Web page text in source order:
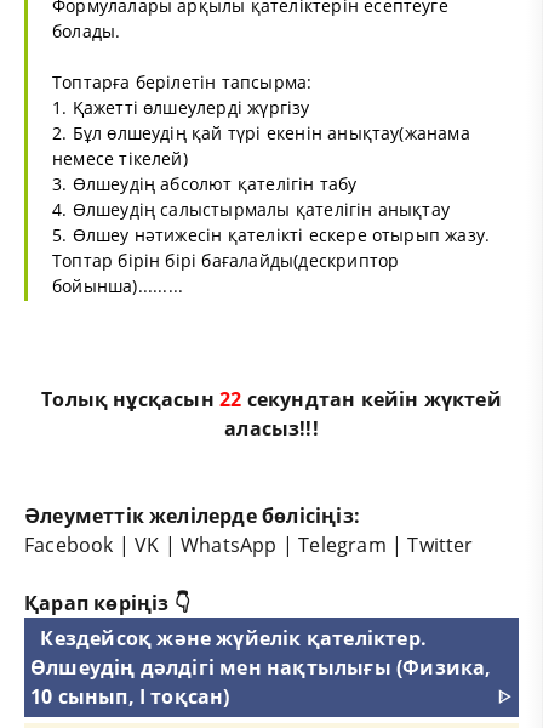
Формулалары арқылы қателіктерін есептеуге
болады.
Топтарға берілетін тапсырма:
1. Қажетті өлшеулерді жүргізу
2. Бұл өлшеудің қай түрі екенін анықтау(жанама
немесе тікелей)
3. Өлшеудің абсолют қателігін табу
4. Өлшеудің салыстырмалы қателігін анықтау
5. Өлшеу нәтижесін қателікті ескере отырып жазу.
Топтар бірін бірі бағалайды(дескриптор
бойынша).........
Толық нұсқасын21 секундтан кейін жүктей
аласыз!!!
Әлеуметтік желілерде бөлісіңіз:
Facebook |VK |WhatsApp |Telegram |Twitter
Қарап көріңіз 👇
Кездейсоқ және жүйелік қателіктер.
Өлшеудің дәлдігі мен нақтылығы (Физика,
10 сынып, I тоқсан)
ᐈ